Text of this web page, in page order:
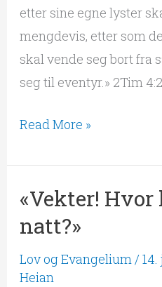
etter sine egne lyster
mengdevis, etter som
skal vende seg bort fra
seg til eventyr.» 2Tim
Read More »
«Vekter! Hvor
natt?»
Lov og Evangelium/
Heian
«Vekter!
Hvor
på